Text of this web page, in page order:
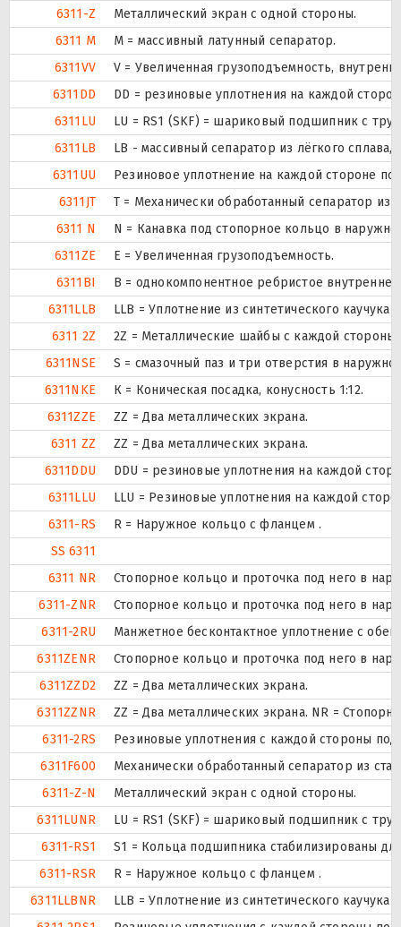
6311-Z
Металлический экран с одной стороны.
6311 M
M = массивный латунный сепаратор.
6311VV
V = Увеличенная грузоподъемность,
6311DD
DD = резиновые уплотнения на каждой
6311LU
LU = RS1 (SKF) = шариковый подшипник с
6311LB
LB - массивный сепаратор из лёгкого
6311UU
Резиновое уплотнение на каждой стороне
6311JT
T = Механически обработанный сепаратор из
6311 N
N = Канавка под стопорное кольцо в
6311ZE
Е = Увеличенная грузоподъемность.
6311BI
B = однокомпонентное ребристое
6311LLB
LLB = Уплотнение из синтетического каучука
6311 2Z
2Z = Металлические шайбы с каждой
6311NSE
S = смазочный паз и три отверстия в
6311NKE
К = Коническая посадка, конусность 1:12.
6311ZZE
ZZ = Два металлических экрана.
6311 ZZ
ZZ = Два металлических экрана.
6311DDU
DDU = резиновые уплотнения на каждой
6311LLU
LLU = Резиновые уплотнения на каждой
6311-RS
R = Наружное кольцо с фланцем .
SS 6311
6311 NR
Стопорное кольцо и проточка под него в
6311-ZNR
Стопорное кольцо и проточка под него в
6311-2RU
Манжетное бесконтактное уплотнение с
6311ZENR
Стопорное кольцо и проточка под него в
6311ZZD2
ZZ = Два металлических экрана.
6311ZZNR
ZZ = Два металлических экрана. NR =
6311-2RS
Резиновые уплотнения с каждой стороны
6311F600
Механически обработанный сепаратор из
6311-Z-N
Металлический экран с одной стороны.
6311LUNR
LU = RS1 (SKF) = шариковый подшипник с
6311-RS1
S1 = Кольца подшипника стабилизированы
6311-RSR
R = Наружное кольцо с фланцем .
6311LLBNR
LLB = Уплотнение из синтетического каучука